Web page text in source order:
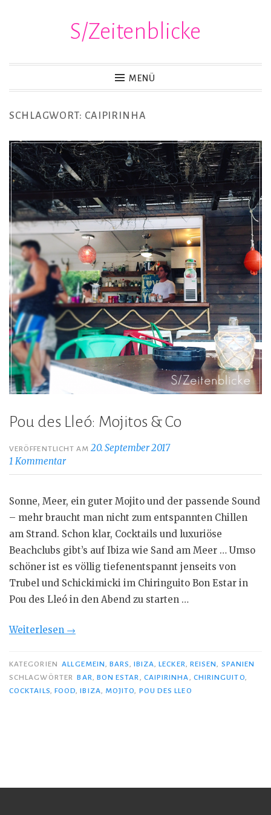
S/Zeitenblicke
MENÜ
SCHLAGWORT: CAIPIRINHA
Pou des Lleó: Mojitos & Co
VERÖFFENTLICHT AM20. September 2017
1 Kommentar
Sonne, Meer, ein guter Mojito und der passende Sound
– mehr braucht man nicht zum entspannten Chillen
am Strand. Schon klar, Cocktails und luxuriöse
Beachclubs gibt’s auf Ibiza wie Sand am Meer … Umso
schöner ist es völlig tiefenentspannt jenseits von
Trubel und Schickimicki im Chiringuito Bon Estar in
Pou des Lleó in den Abend zu starten …
Weiterlesen „Pou
Lleó:
Mojitos
&
→
KATEGORIEN ALLGEMEIN,BARS, IBIZA,LECKER, REISEN, SPANIEN
SCHLAGWÖRTER BAR, BON ESTAR, CAIPIRINHA, CHIRINGUITO,
COCKTAILS, FOOD,IBIZA, MOJITO, POU DES LLEO